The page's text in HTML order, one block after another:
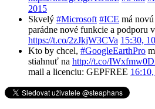
2015
Skvelý #Microsoft #ICE má
parádne nové funkcie a podporu
https://t.co/2zJkjW3CVa 15:30,
Kto by chcel, #GoogleEarthPro
stiahnuť na http://t.co/
mail a licenciu: GEPFREE